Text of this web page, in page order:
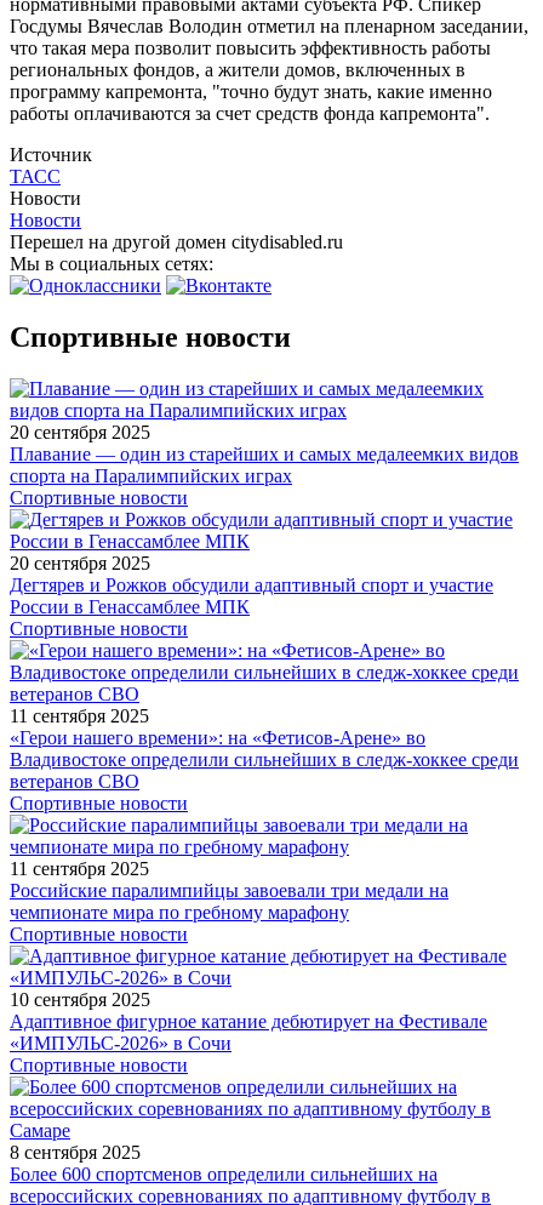
Госдумы Вячеслав Володин отметил на пленарном заседании,
что такая мера позволит повысить эффективность работы
региональных фондов, а жители домов, включенных в
программу капремонта, "точно будут знать, какие именно
работы оплачиваются за счет средств фонда капремонта".
Источник
ТАСС
Новости
Новости
Перешел на другой домен citydisabled.ru
Мы в социальных сетях:
Спортивные новости
20 сентября 2025
Плавание — один из старейших и самых медалеемких видов
спорта на Паралимпийских играх
Спортивные новости
20 сентября 2025
Дегтярев и Рожков обсудили адаптивный спорт и участие
России в Генассамблее МПК
Спортивные новости
11 сентября 2025
«Герои нашего времени»: на «Фетисов-Арене» во
Владивостоке определили сильнейших в следж-хоккее среди
ветеранов СВО
Спортивные новости
11 сентября 2025
Российские паралимпийцы завоевали три медали на
чемпионате мира по гребному марафону
Спортивные новости
10 сентября 2025
Адаптивное фигурное катание дебютирует на Фестивале
«ИМПУЛЬС-2026» в Сочи
Спортивные новости
8 сентября 2025
Более 600 спортсменов определили сильнейших на
всероссийских соревнованиях по адаптивному футболу в